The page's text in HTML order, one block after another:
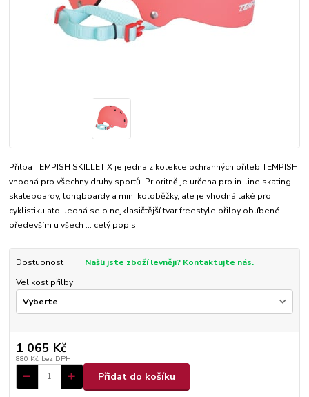
Přilba TEMPISH SKILLET X je jedna z kolekce ochranných přileb TEMPISH
vhodná pro všechny druhy sportů. Prioritně je určena pro in-line skating,
skateboardy, longboardy a mini koloběžky, ale je vhodná také pro
cyklistiku atd. Jedná se o nejklasičtější tvar freestyle přilby oblíbené
především u všech ... celý popis
Dostupnost
Našli jste zboží levněji? Kontaktujte nás.
Velikost přilby
1 065 Kč
880 Kč bez DPH
Přidat do košíku